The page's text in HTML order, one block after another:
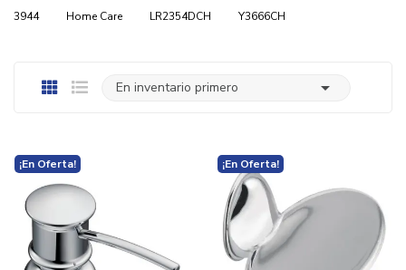
3944 Home Care LR2354DCH Y3666CH
En inventario primero 
¡En Oferta! ¡En Oferta!